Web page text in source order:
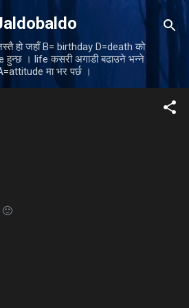
to main content
हो जहाँ B= birthday D=death को
हुन्छ । life कसरी अगाडी बढाउने भन्ने
मा भर पर्छ ।
🙂